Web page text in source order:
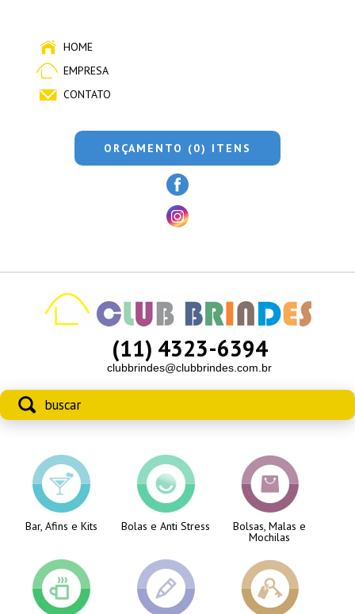
HOME
EMPRESA
CONTATO
ORÇAMENTO (0) ITENS
(11) 4323-6394
clubbrindes@clubbrindes.com.br
Bar, Afins e Kits Bolas e Anti Stress Bolsas, Malas e
Mochilas